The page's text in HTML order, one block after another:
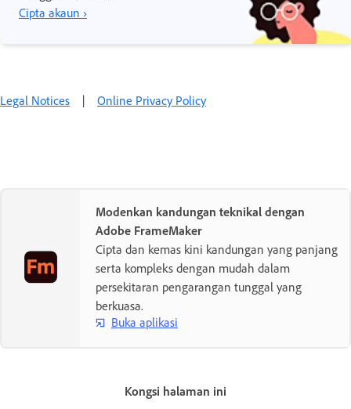
Cipta akaun ›
Legal Notices | Online Privacy Policy
Modenkan kandungan teknikal dengan
Adobe FrameMaker
Cipta dan kemas kini kandungan yang panjang
serta kompleks dengan mudah dalam
persekitaran pengarangan tunggal yang
berkuasa.
Buka aplikasi
Kongsi halaman ini